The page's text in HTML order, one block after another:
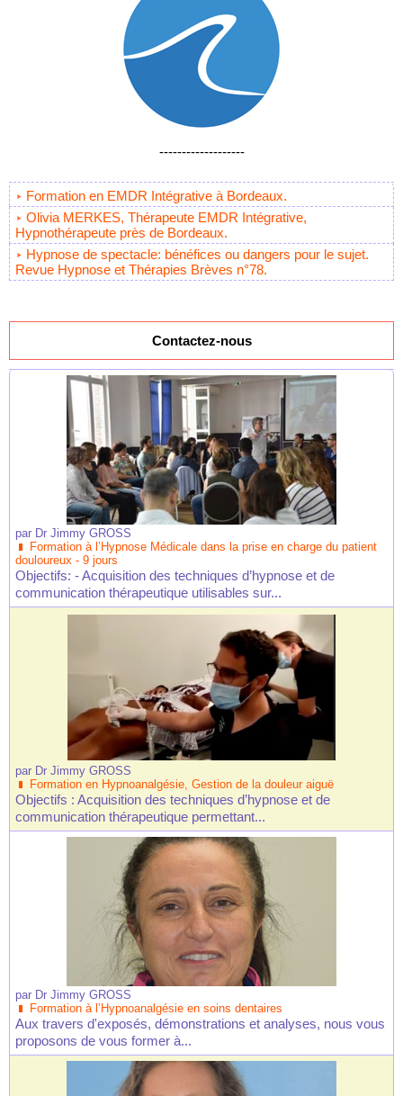
-------------------
Formation en EMDR Intégrative à Bordeaux.
Olivia MERKES, Thérapeute EMDR Intégrative,
Hypnothérapeute près de Bordeaux.
Hypnose de spectacle: bénéfices ou dangers pour le sujet.
Revue Hypnose et Thérapies Brèves n°78.
Contactez-nous
par Dr Jimmy GROSS
Formation à l’Hypnose Médicale dans la prise en charge du patient
douloureux - 9 jours
Objectifs: - Acquisition des techniques d’hypnose et de
communication thérapeutique utilisables sur...
par Dr Jimmy GROSS
Formation en Hypnoanalgésie, Gestion de la douleur aiguë
Objectifs : Acquisition des techniques d’hypnose et de
communication thérapeutique permettant...
par Dr Jimmy GROSS
Formation à l’Hypnoanalgésie en soins dentaires
Aux travers d'exposés, démonstrations et analyses, nous vous
proposons de vous former à...